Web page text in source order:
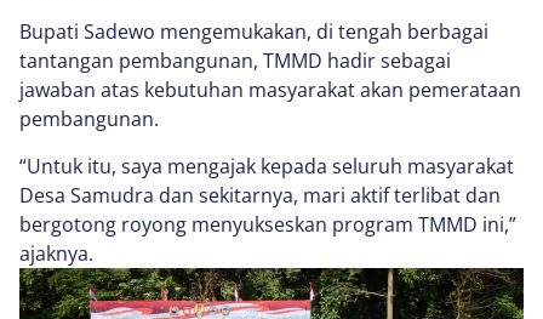
Bupati Sadewo mengemukakan, di tengah berbagai
tantangan pembangunan, TMMD hadir sebagai
jawaban atas kebutuhan masyarakat akan pemerataan
pembangunan.
“Untuk itu, saya mengajak kepada seluruh masyarakat
Desa Samudra dan sekitarnya, mari aktif terlibat dan
bergotong royong menyukseskan program TMMD ini,”
ajaknya.